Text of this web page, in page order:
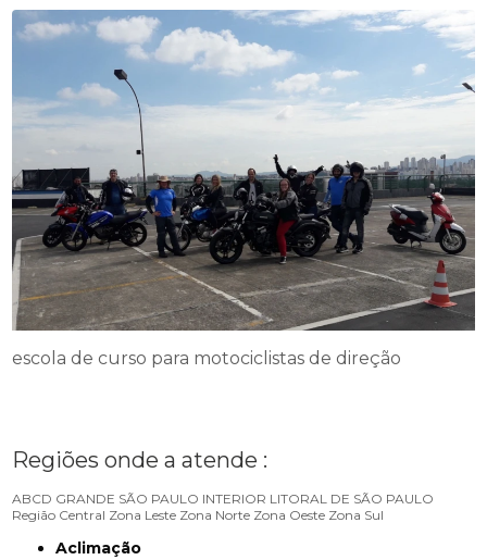
escola de curso para motociclistas de direção
Regiões onde a atende :
ABCD GRANDE SÃO PAULO INTERIOR LITORAL DE SÃO PAULO
Região Central Zona Leste Zona Norte Zona Oeste Zona Sul
Aclimação